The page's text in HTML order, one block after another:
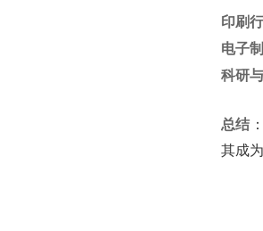
印刷
电子
科研
总结
其成